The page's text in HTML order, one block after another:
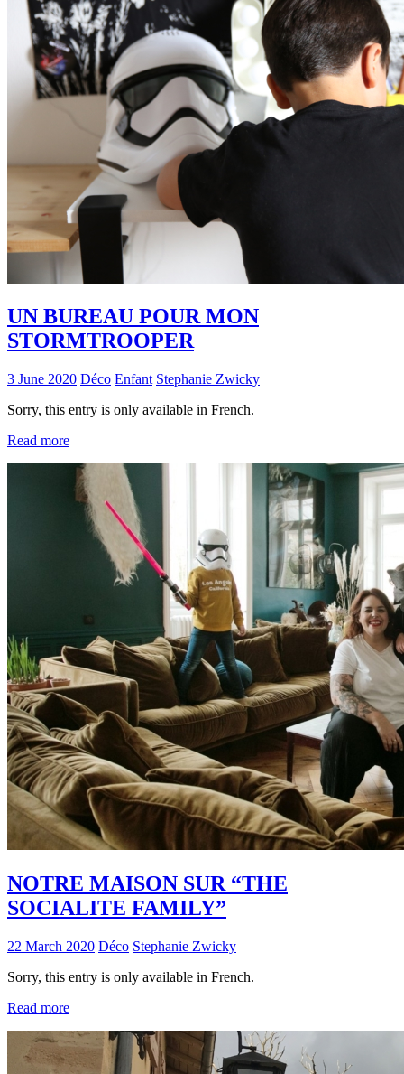
UN BUREAU POUR MON
STORMTROOPER
3 June 2020 Déco Enfant Stephanie Zwicky
Sorry, this entry is only available in French.
Read more
NOTRE MAISON SUR “THE
SOCIALITE FAMILY”
22 March 2020 Déco Stephanie Zwicky
Sorry, this entry is only available in French.
Read more